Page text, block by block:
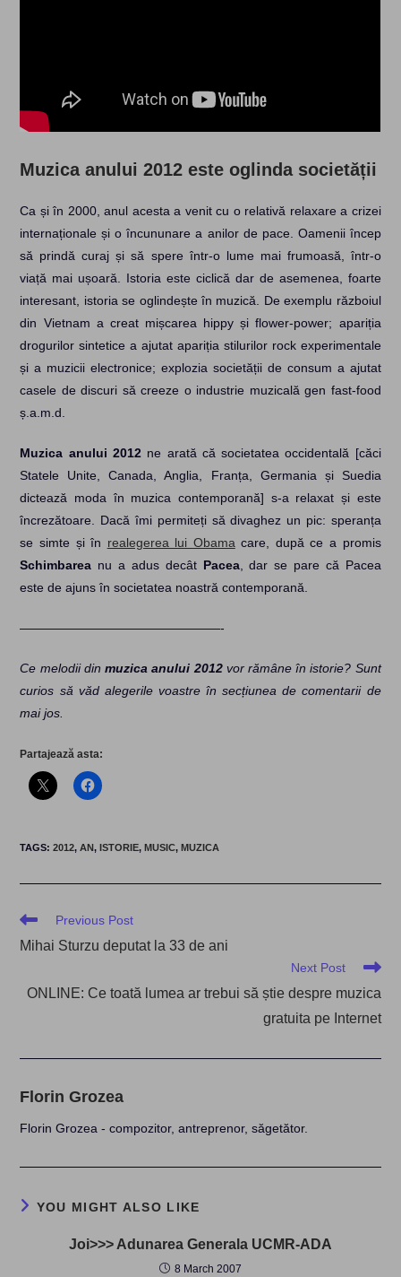
Muzica anului 2012 este oglinda societății
Ca și în 2000, anul acesta a venit cu o relativă relaxare a crizei
internaționale și o încununare a anilor de pace. Oamenii încep
să prindă curaj și să spere într-o lume mai frumoasă, într-o
viață mai ușoară. Istoria este ciclică dar de asemenea, foarte
interesant, istoria se oglindește în muzică. De exemplu războiul
din Vietnam a creat mișcarea hippy și flower-power; apariția
drogurilor sintetice a ajutat apariția stilurilor rock experimentale
și a muzicii electronice; explozia societății de consum a ajutat
casele de discuri să creeze o industrie muzicală gen fast-food
ș.a.m.d.
Muzica anului 2012 ne arată că societatea occidentală [căci
Statele Unite, Canada, Anglia, Franța, Germania și Suedia
dictează moda în muzica contemporană] s-a relaxat și este
încrezătoare. Dacă îmi permiteți să divaghez un pic: speranța
se simte și în realegerea lui Obama care, după ce a promis
Schimbarea nu a adus decât Pacea, dar se pare că Pacea
este de ajuns în societatea noastră contemporană.
————————————————-
Ce melodii dinmuzica anului 2012vor rămâne în istorie? Sunt
curios să văd alegerile voastre în secțiunea de comentarii de
mai jos.
Partajează asta:
TAGS:2012, AN, ISTORIE, MUSIC, MUZICA
Read
articles
Previous Post
Mihai Sturzu deputat la 33 de ani
Next Post
ONLINE: Ce toată lumea ar trebui să știe despre muzica
gratuita pe Internet
Florin Grozea
Florin Grozea - compozitor, antreprenor, săgetător.
YOU MIGHT ALSO LIKE
Joi>>> Adunarea Generala UCMR-ADA
8 March 2007